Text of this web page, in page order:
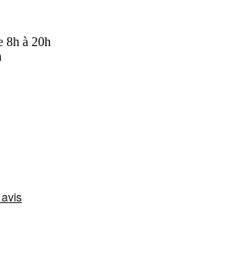
8h à 20h